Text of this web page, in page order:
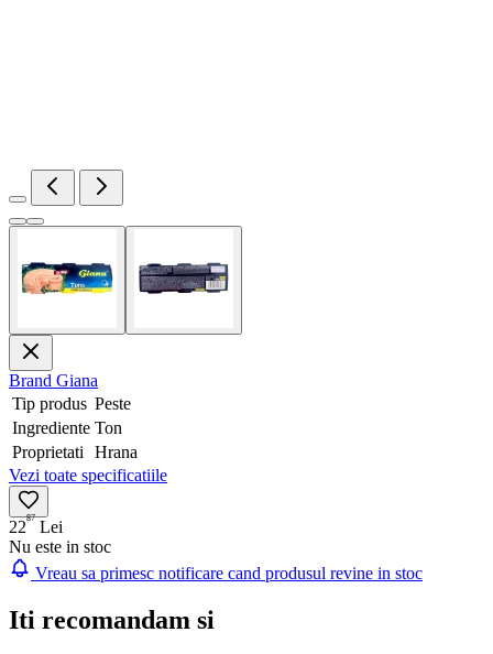
Brand Giana
Tip produs Peste
Ingrediente Ton
Proprietati
Hrana
Vezi toate specificatiile
2287 Lei
Nu este in stoc
Vreau sa primesc notificare cand produsul revine in stoc
Iti recomandam si